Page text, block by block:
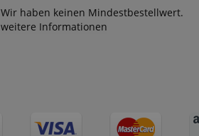
Wir haben keinen Mindestbestellwert.
weitere Informationen